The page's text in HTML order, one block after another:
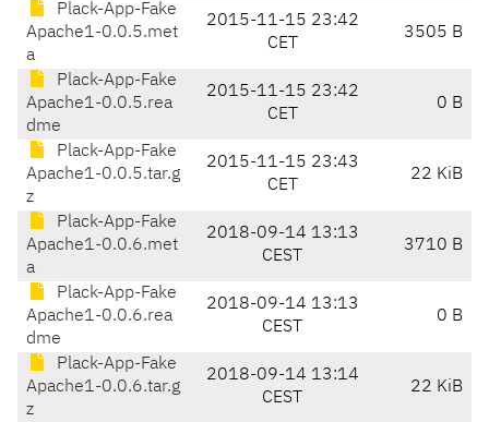
Plack-App-Fake
Apache1-0.0.5.met
a
2015-11-15 23:42
CET
3505 B
Plack-App-Fake
Apache1-0.0.5.rea
dme
2015-11-15 23:42
CET
0 B
Plack-App-Fake
Apache1-0.0.5.tar.g
z
2015-11-15 23:43
CET
22 KiB
Plack-App-Fake
Apache1-0.0.6.met
a
2018-09-14 13:13
CEST
3710 B
Plack-App-Fake
Apache1-0.0.6.rea
dme
2018-09-14 13:13
CEST
0 B
Plack-App-Fake
Apache1-0.0.6.tar.g
z
2018-09-14 13:14
CEST
22 KiB